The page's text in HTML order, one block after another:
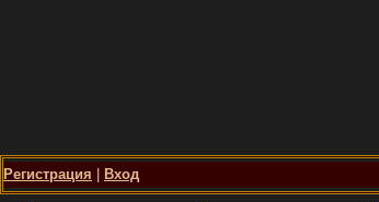
Регистрация Вход